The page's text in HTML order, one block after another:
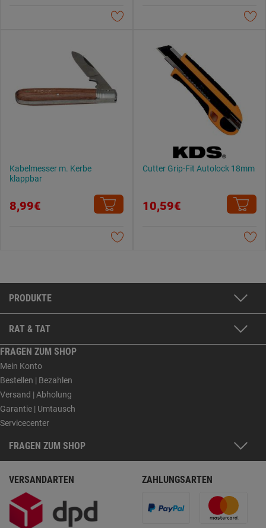
Kabelmesser m. Kerbe
klappbar
8,99€
Cutter Grip-Fit Autolock 18mm
10,59€
PRODUKTE
RAT & TAT
FRAGEN ZUM SHOP
Mein Konto
Bestellen | Bezahlen
Versand | Abholung
Garantie | Umtausch
Servicecenter
FRAGEN ZUM SHOP
VERSANDARTEN ZAHLUNGSARTEN